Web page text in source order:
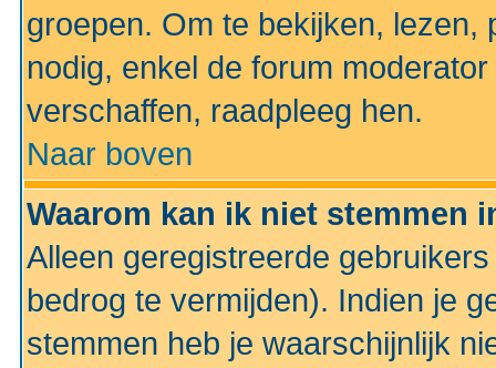
groepen. Om te bekijken, lezen,
nodig, enkel de forum
verschaffen, raadpleeg hen.
Naar boven
Waarom kan ik niet stemmen
Alleen geregistreerde
bedrog te vermijden). Indien je
stemmen heb je waarschijnlijk